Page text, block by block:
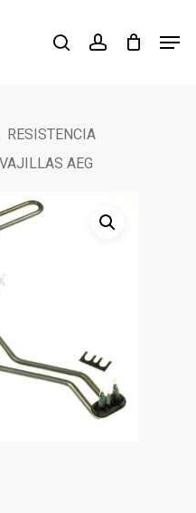
searchaccount
RESISTENCIA
AEG